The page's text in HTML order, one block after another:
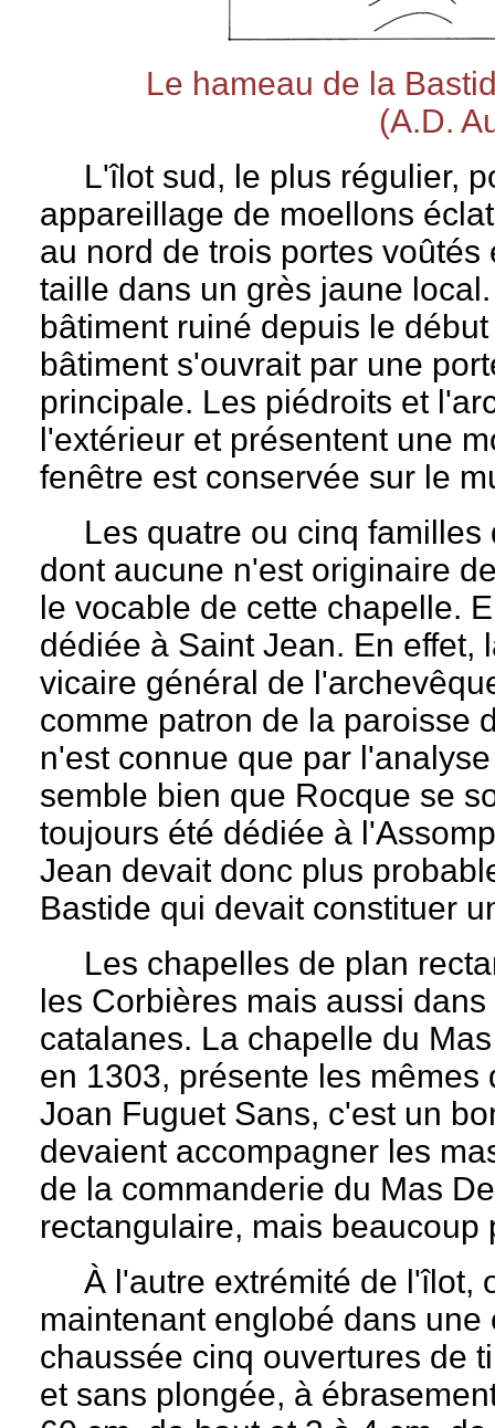
Le hameau de la
(A.D.
L'îlot sud, le plus régulier,
appareillage de moellons
au nord de trois portes
taille dans un grès jaune
bâtiment ruiné depuis le
bâtiment s'ouvrait par une
principale. Les piédroits et
l'extérieur et présentent une
fenêtre est conservée sur le
Les quatre ou cinq familles
dont aucune n'est originaire
le vocable de cette chapelle.
dédiée à Saint Jean. En effet,
vicaire général de
comme patron de la paroisse
n'est connue que par
semble bien que Rocque se
toujours été dédiée à
Jean devait donc plus
Bastide qui devait constituer
Les chapelles de plan
les Corbières mais aussi
catalanes. La chapelle du
en 1303, présente les
Joan Fuguet Sans, c'est un
devaient accompagner les
de la commanderie du Mas
rectangulaire, mais beaucoup
À l'autre extrémité de l'îlot,
maintenant englobé dans
chaussée cinq ouvertures de
et sans plongée, à